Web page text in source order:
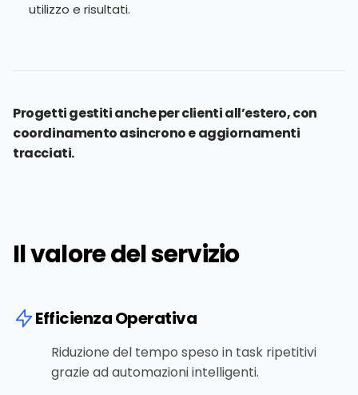
utilizzo e risultati.
Progetti gestiti anche per clienti all’estero, con
coordinamento asincrono e aggiornamenti
tracciati.
Il valore del servizio
Efficienza Operativa
Riduzione del tempo speso in task ripetitivi
grazie ad automazioni intelligenti.